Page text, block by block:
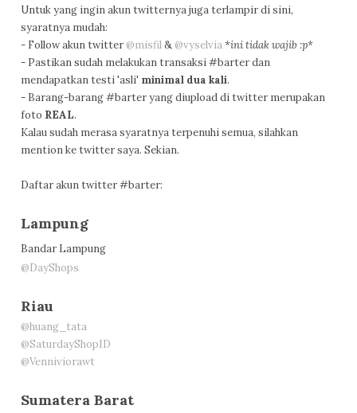
Untuk yang ingin akun twitternya juga terlampir di sini,
syaratnya mudah:
- Follow akun twitter @misfil& @vyselvia*ini tidak wajib :p*
- Pastikan sudah melakukan transaksi #barter dan
mendapatkan testi 'asli' minimal dua kali.
- Barang-barang #barter yang diupload di twitter merupakan
foto REAL.
Kalau sudah merasa syaratnya terpenuhi semua, silahkan
mention ke twitter saya. Sekian.
Daftar akun twitter #barter:
Lampung
Bandar Lampung
@DayShops
Riau
@huang_tata
@SaturdayShopID
@Venniviorawt
Sumatera Barat